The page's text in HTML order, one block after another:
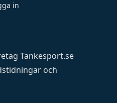
Tankesport.se
och
in